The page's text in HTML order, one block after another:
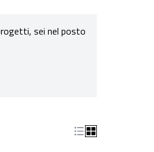
sei nel posto